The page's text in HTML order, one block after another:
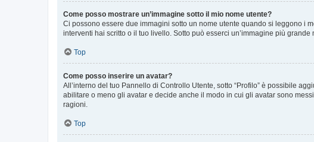
Come posso mostrare un’immagine sotto il mio nome utente?
Ci possono essere due immagini sotto un nome utente quando si leggono i
interventi hai scritto o il tuo livello. Sotto può esserci un’immagine più
Top
Come posso inserire un avatar?
All’interno del tuo Pannello di Controllo Utente, sotto “Profilo” è possibile
abilitare o meno gli avatar e decide anche il modo in cui gli avatar sono
ragioni.
Top